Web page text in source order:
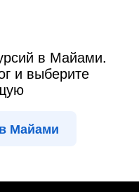
в Майами.
и выберите
Майами